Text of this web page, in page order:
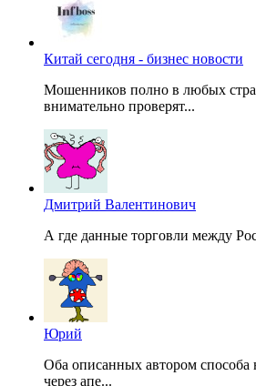
Китай сегодня - бизнес новости
Мошенников полно в любых
внимательно проверят...
Дмитрий Валентинович
А где данные торговли между
Юрий
Оба описанных автором способа
через апе...